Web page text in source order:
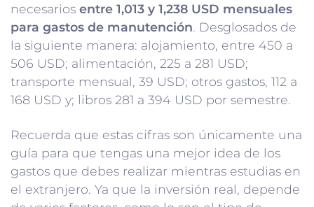
necesarios entre 1,013 y 1,238 USD mensuales
para gastos de manutención. Desglosados de
la siguiente manera: alojamiento, entre 450 a
506 USD; alimentación, 225 a 281 USD;
transporte mensual, 39 USD; otros gastos, 112 a
168 USD y; libros 281 a 394 USD por semestre.
Recuerda que estas cifras son únicamente una
guía para que tengas una mejor idea de los
gastos que debes realizar mientras estudias en
el extranjero. Ya que la inversión real, depende